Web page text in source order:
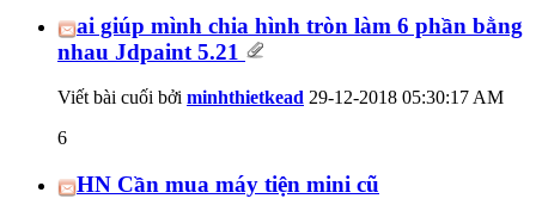
ai giúp mình chia hình tròn làm 6 phần bằng
nhau Jdpaint 5.21
Viết bài cuối bởi minhthietkead 29-12-2018 05:30:17 AM
6
HN Cần mua máy tiện mini cũ